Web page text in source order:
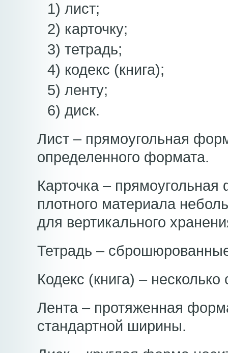
1) лист;
2) карточку;
3) тетрадь;
4) кодекс (книга);
5) ленту;
6) диск.
Лист – прямоугольная
определенного формата.
Карточка –
плотного материала
для вертикального
Тетрадь –
Кодекс (книга) –
Лента – протяженная
стандартной ширины.